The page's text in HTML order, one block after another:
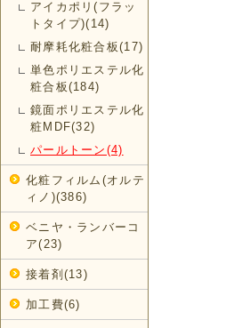
アイカポリ(フラッ
トタイプ)(14)
耐摩耗化粧合板(17)
単色ポリエステル化
粧合板(184)
鏡面ポリエステル化
粧MDF(32)
パールトーン(4)
化粧フィルム(オルテ
ィノ)(386)
ベニヤ・ランバーコ
ア(23)
接着剤(13)
加工費(6)